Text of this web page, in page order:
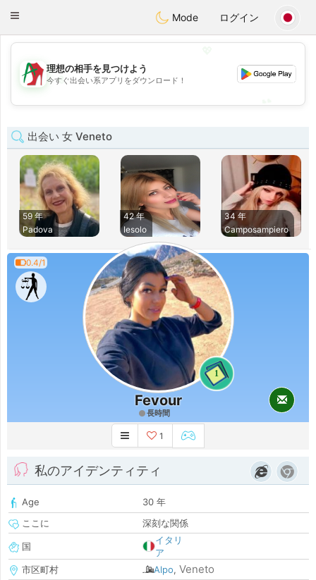
AmamiOra
Toggle
Mode ログイン
💖
💕
理想の相手を見つけよう
今すぐ出会い系アプリをダウンロード！
出会い 女 Veneto
59 年
Padova
42 年
Iesolo
34 年
Camposampiero
0.4/1
1
Fevour
長時間
1
私のアイデンティティ
Age
30 年
ここに
深刻な関係
国
イタリ
ア
市区町村
Alpo, Veneto